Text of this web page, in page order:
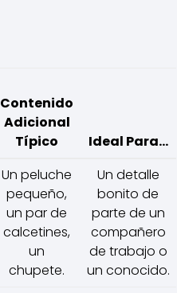
Contenido
Adicional
Típico
Ideal Para...
Un peluche
pequeño,
un par de
calcetines,
un
chupete.
Un detalle
bonito de
parte de un
compañero
de trabajo o
un conocido.